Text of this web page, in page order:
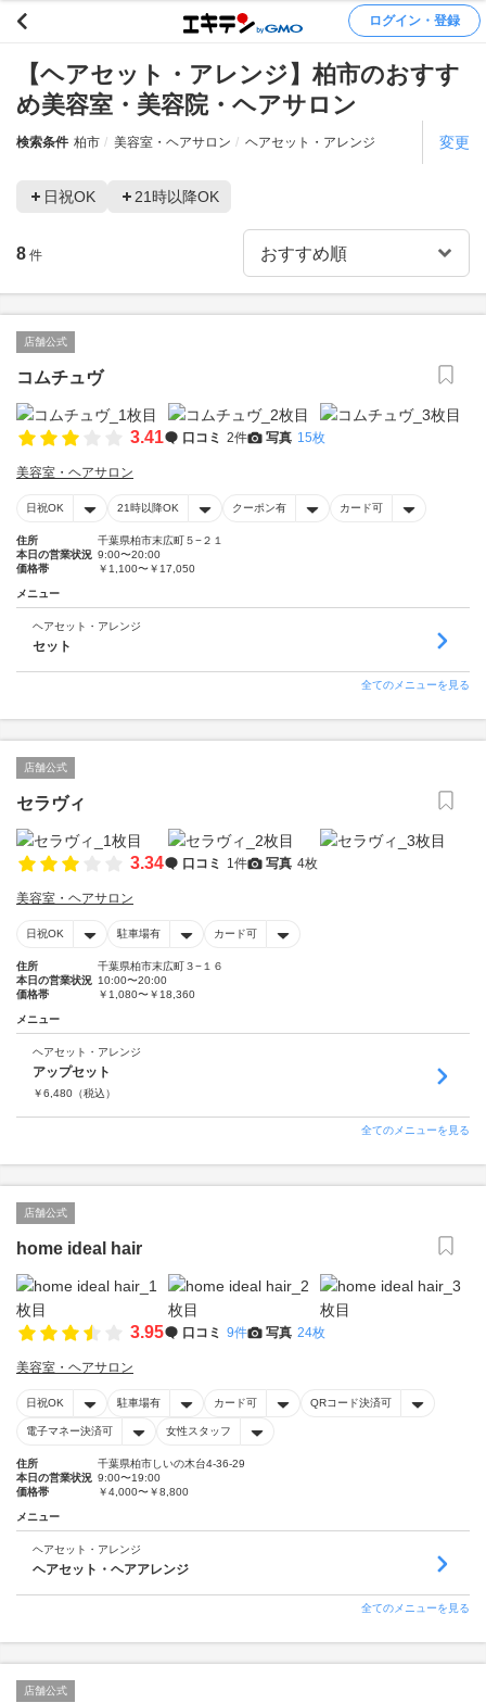
ログイン・登録
【ヘアセット・アレンジ】柏市のおすす
め美容室・美容院・ヘアサロン
検索条件 柏市 美容室・ヘアサロン ヘアセット・アレンジ 変更
日祝OK 21時以降OK
8 件
店舗公式
コムチュヴ
3.41 口コミ 2件 写真 15枚
美容室・ヘアサロン
日祝OK 21時以降OK クーポン有 カード可
住所
千葉県柏市末広町５−２１
本日の営業状況 9:00〜20:00
価格帯
￥1,100〜￥17,050
メニュー
ヘアセット・アレンジ
セット
全てのメニューを見る
店舗公式
セラヴィ
3.34 口コミ 1件 写真 4枚
美容室・ヘアサロン
日祝OK 駐車場有 カード可
住所
千葉県柏市末広町３−１６
本日の営業状況 10:00〜20:00
価格帯
￥1,080〜￥18,360
メニュー
ヘアセット・アレンジ
アップセット
￥6,480 （税込）
全てのメニューを見る
店舗公式
home ideal hair
3.95 口コミ 9件 写真 24枚
美容室・ヘアサロン
日祝OK 駐車場有 カード可 QRコード決済可
電子マネー決済可 女性スタッフ
住所
千葉県柏市しいの木台4-36-29
本日の営業状況 9:00〜19:00
価格帯
￥4,000〜￥8,800
メニュー
ヘアセット・アレンジ
ヘアセット・ヘアアレンジ
全てのメニューを見る
店舗公式